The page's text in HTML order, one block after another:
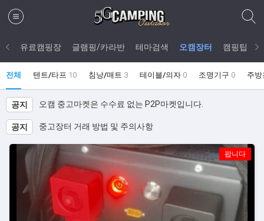
유료캠핑장 글램핑/카라반 테마검색 오캠장터 캠핑팁
전체 텐트/타프 10 침낭/매트 3 테이블/의자 0 조명기구 0 주
공지 오캠 중고마켓은 수수료 없는 P2P마켓입니다.
공지 중고장터 거래 방법 및 주의사항
팝니다